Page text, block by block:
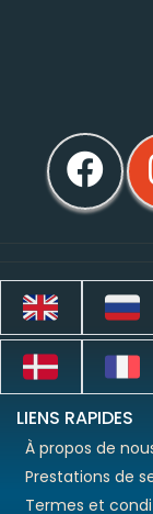
LIENS RAPIDES
À propos de
Prestations de
Termes et